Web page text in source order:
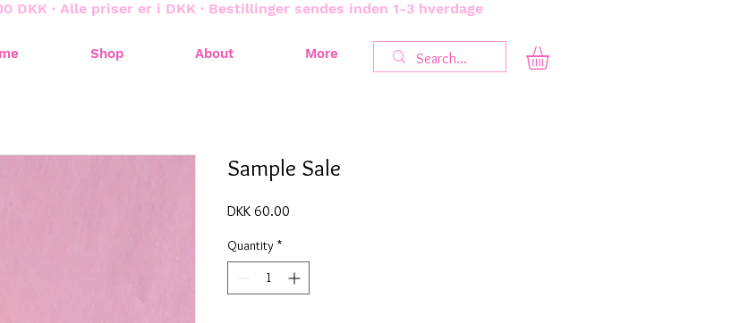
DKK · Alle priser er i DKK · Bestillinger sendes inden 1-3 hverdage
Shop About More
Sample Sale
DKK 60.00
Quantity *